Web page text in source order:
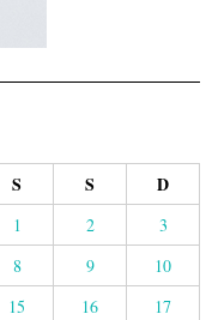
S S D
1 2
3
8 9
10
15 16
17